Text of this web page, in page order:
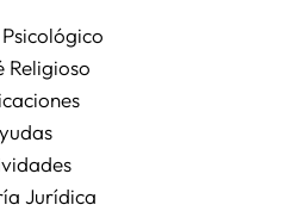
Religioso
Jurídica